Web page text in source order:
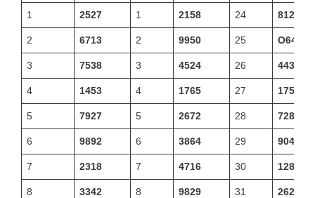
1 2527 1 2158 24 8125
2 6713 2 9950 25 Ο643
3 7538 3 4524 26 4433
4 1453 4 1765 27 1757
5 7927 5 2672 28 7287
6 9892 6 3864 29 9043
7 2318 7 4716 30 1284
8 3342 8 9829 31 2629